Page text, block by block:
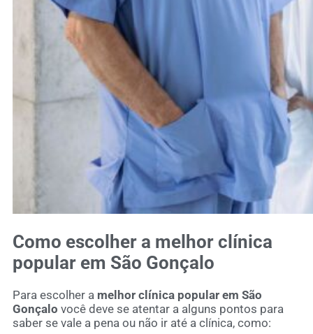
Como escolher a melhor clínica
popular em São Gonçalo
Para escolher a melhor clínica popular em São
Gonçalo você deve se atentar a alguns pontos para
saber se vale a pena ou não ir até a clínica, como: